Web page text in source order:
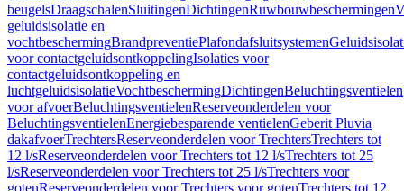
beugelsDraagschalenSluitingenDichtingenRuwbouwbeschermingen
geluidsisolatie en
vochtbeschermingBrandpreventiePlafondafsluitsystemen
voor contactgeluidsontkoppelingIsolaties voor
contactgeluidsontkoppeling en
luchtgeluidsisolatieVochtbeschermingDichtingenBeluchtingsventielen
voor afvoerBeluchtingsventielenReserveonderdelen voor
BeluchtingsventielenEnergiebesparende ventielenGeberit Pluvia
dakafvoerTrechtersReserveonderdelen voor TrechtersTrechters tot
12 l/sReserveonderdelen voor Trechters tot 12 l/sTrechters tot 25
l/sReserveonderdelen voor Trechters tot 25 l/sTrechters voor
gotenReserveonderdelen voor Trechters voor gotenTrechters tot 12